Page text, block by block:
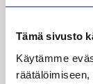
Tämä sivusto
Käytämme
neljä
torjuntaa.